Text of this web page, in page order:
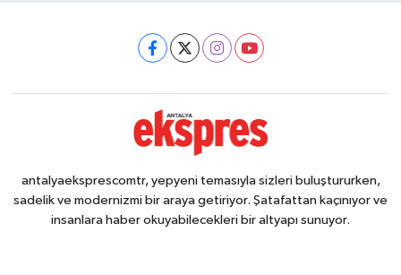
antalyaeksprescomtr, yepyeni temasıyla sizleri buluştururken,
sadelik ve modernizmi bir araya getiriyor. Şatafattan kaçınıyor ve
insanlara haber okuyabilecekleri bir altyapı sunuyor.